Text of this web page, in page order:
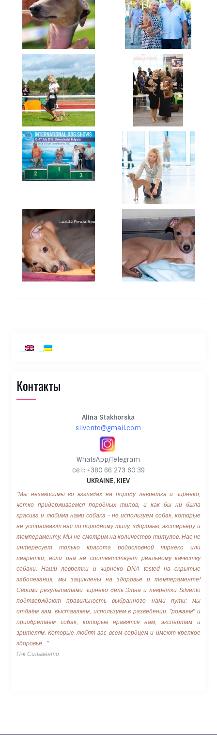
Контакты
Alina Stakhorska
silvento@gmail.com
WhatsApp/Telegram
cell: +380 66 273 60 39
UKRAINE, KIEV
"Мы независимы во взглядах на породу левретка и чирнеко,
четко придерживаемся породных типов, и как бы ни была
красива и любима нами собака - не используем собак, которые
не устраивают нас по породному типу, здоровью, экстерьеру и
темпераменту. Мы не смотрим на количество титулов. Нас не
интересует только красота родословной чирнеко или
левретки, если она не соответствует реальному качеству
собаки. Наши левретки и чирнеко DNA tested на скрытые
заболевания, мы зациклены на здоровье и темпераменте!
Своими результатами чирнеко дель Этна и левретки Silvento
подтверждают правильность выбранного нами пути: мы
отдаём вам, выставляем, используем в разведении, "рожаем" и
приобретаем собак, которые нравятся нам, экспертам и
зрителям. Которые любят вас всем сердцем и имеют крепкое
здоровье..."
П-к Сильвенто